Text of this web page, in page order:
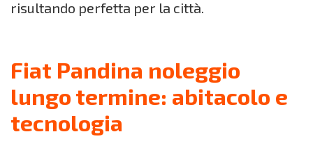
risultando perfetta per la città.
Fiat Pandina noleggio
lungo termine: abitacolo e
tecnologia